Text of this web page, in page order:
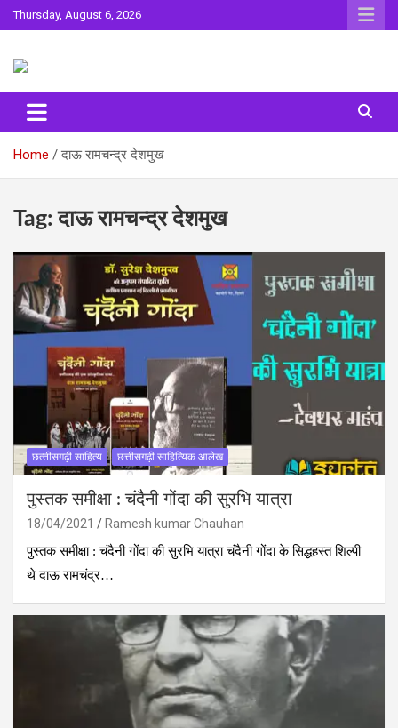
Skip
to
Thursday, August 6, 2026
Surta
Home दाऊ रामचन्द्र देशमुख
Tag:दाऊ रामचन्द्र देशमुख
छत्‍तीसगढ़ी साहित्‍य छत्तीसगढ़ी साहित्यिक आलेख
पुस्‍तक समीक्षा : चंदैनी गोंदा की सुरभि यात्रा
18/04/2021
Ramesh kumar Chauhan
पुस्‍तक समीक्षा : चंदैनी गोंदा की सुरभि यात्रा चंदैनी गोंदा के सिद्धहस्त शिल्पी
थे दाऊ रामचंद्र…